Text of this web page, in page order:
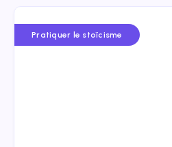
Pratiquer le stoïcisme